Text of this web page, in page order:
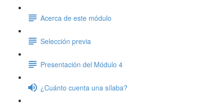
Acerca de este módulo
Selección previa
Presentación del Módulo 4
¿Cuánto cuenta una sílaba?